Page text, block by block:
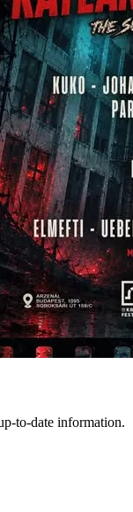
to-date information.